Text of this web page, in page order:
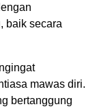
baik secara
mawas diri.
bertanggung